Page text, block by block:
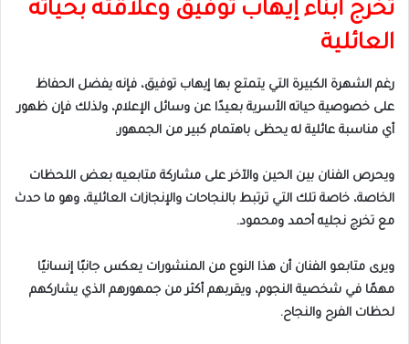
تخرج أبناء إيهاب توفيق وعلاقته بحياته
العائلية
رغم الشهرة الكبيرة التي يتمتع بها إيهاب توفيق، فإنه يفضل الحفاظ
على خصوصية حياته الأسرية بعيدًا عن وسائل الإعلام، ولذلك فإن ظهور
أي مناسبة عائلية له يحظى باهتمام كبير من الجمهور.
ويحرص الفنان بين الحين والآخر على مشاركة متابعيه بعض اللحظات
الخاصة، خاصة تلك التي ترتبط بالنجاحات والإنجازات العائلية، وهو ما حدث
مع تخرج نجليه أحمد ومحمود.
ويرى متابعو الفنان أن هذا النوع من المنشورات يعكس جانبًا إنسانيًا
مهمًا في شخصية النجوم، ويقربهم أكثر من جمهورهم الذي يشاركهم
لحظات الفرح والنجاح.